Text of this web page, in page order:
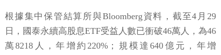
根據集中保管結算所與Bloomberg資料，截至4月29
日，國泰永續高股息ETF受益人數已衝破46萬人，為46
萬8218人，年增約220%；規模達640億元，年增